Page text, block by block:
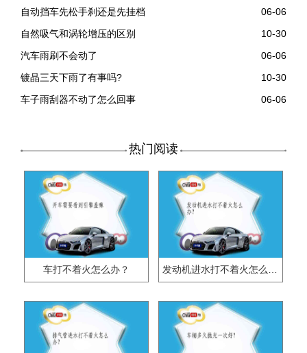
自动挡车先松手刹还是先挂档
06-06
自然吸气和涡轮增压的区别
10-30
汽车雨刷不会动了
06-06
镀晶三天下雨了有事吗?
10-30
车子雨刮器不动了怎么回事
06-06
热门阅读
车打不着火怎么办？